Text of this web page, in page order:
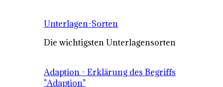
Unterlagen-Sorten
Die wichtigsten Unterlagensorten
Adaption - Erklärung des Begriffs
"Adaption"